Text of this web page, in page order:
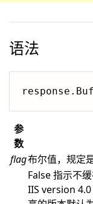
语法
参
数
flag布尔值，规定
False 指示不
IIS version